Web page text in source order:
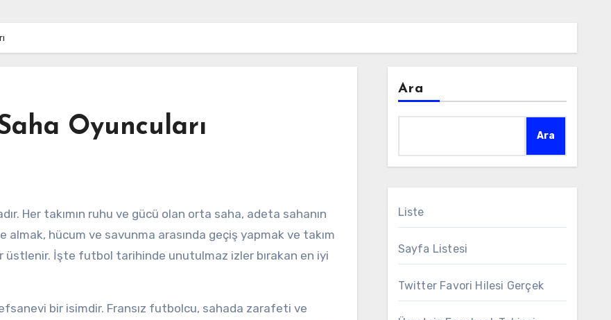
Oyuncuları
hücum ve savunma arasında geçiş yapmak ve takım
üstlenir. İşte futbol tarihinde unutulmaz izler bırakan en iyi
bir isimdir. Fransız futbolcu, sahada zarafeti ve
Ara
Ara
Liste
Sayfa Listesi
Twitter Favori Hilesi Gerçek